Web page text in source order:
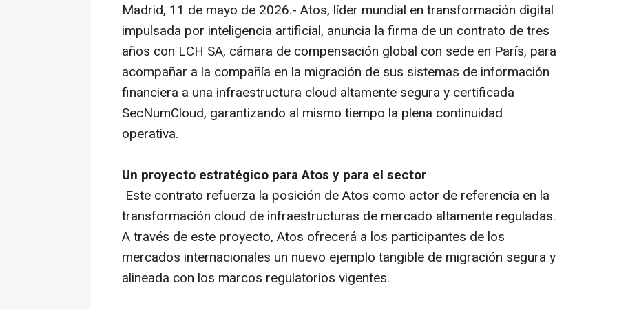
Madrid, 11 de mayo de 2026.- Atos, líder mundial en transformación digital
impulsada por inteligencia artificial, anuncia la firma de un contrato de tres
años con LCH SA, cámara de compensación global con sede en París, para
acompañar a la compañía en la migración de sus sistemas de información
financiera a una infraestructura cloud altamente segura y certificada
SecNumCloud, garantizando al mismo tiempo la plena continuidad
operativa.
Un proyecto estratégico para Atos y para el sector
Este contrato refuerza la posición de Atos como actor de referencia en la
transformación cloud de infraestructuras de mercado altamente reguladas.
A través de este proyecto, Atos ofrecerá a los participantes de los
mercados internacionales un nuevo ejemplo tangible de migración segura y
alineada con los marcos regulatorios vigentes.